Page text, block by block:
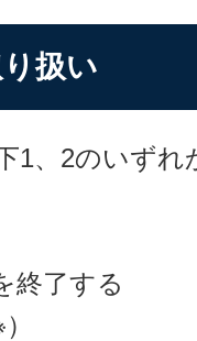
扱い
1、2のいず
終了する